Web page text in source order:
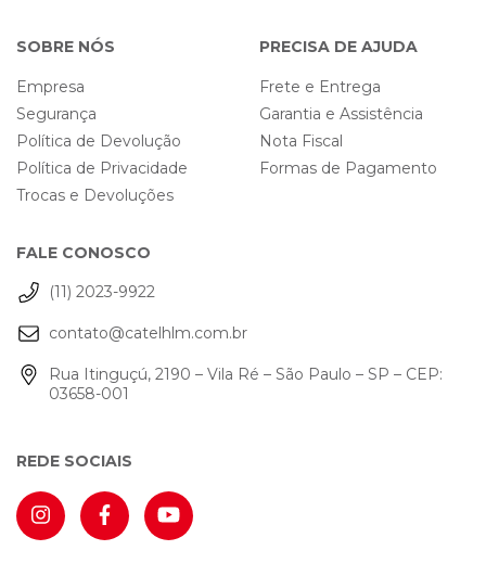
SOBRE NÓS
Empresa
Segurança
Política de Devolução
Política de Privacidade
Trocas e Devoluções
PRECISA DE AJUDA
Frete e Entrega
Garantia e Assistência
Nota Fiscal
Formas de Pagamento
FALE CONOSCO
(11) 2023-9922
contato@catelhlm.com.br
Rua Itinguçú, 2190 – Vila Ré – São Paulo – SP – CEP:
03658-001
REDE SOCIAIS